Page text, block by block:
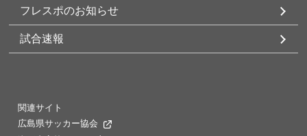
フレスポのお知らせ
試合速報
関連サイト
広島県サッカー協会